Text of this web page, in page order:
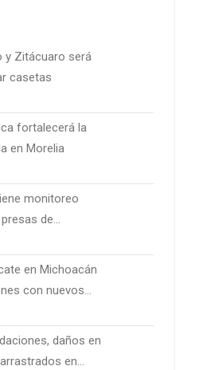
y Zitácuaro será
casetas
fortalecerá la
en Morelia
monitoreo
de
de lluvias
en Michoacán
con nuevos
daños en
en